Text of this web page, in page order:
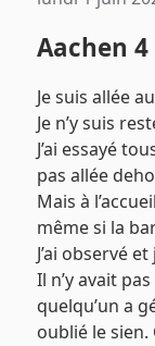
Aachen 4
Je suis allée
Je n’y suis
J’ai essayé
pas allée
Mais à
même si la
J’ai observé
Il n’y avait
quelqu’un a
oublié le sien.